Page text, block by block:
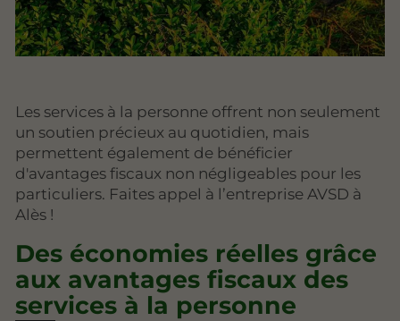
Les services à la personne offrent non seulement
un soutien précieux au quotidien, mais
permettent également de bénéficier
d'avantages fiscaux non négligeables pour les
particuliers. Faites appel à l’entreprise AVSD à
Alès !
Des économies réelles grâce
aux avantages fiscaux des
services à la personne